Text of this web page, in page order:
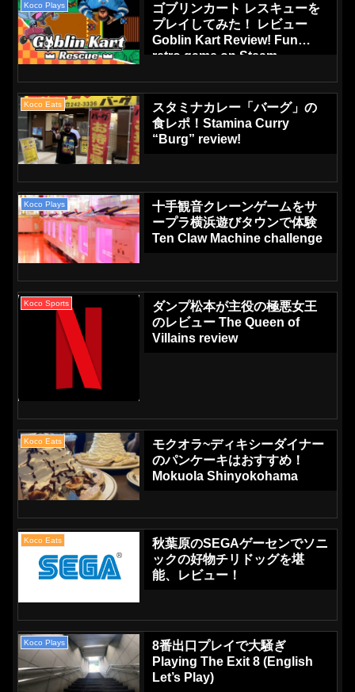
Koco Plays
ゴブリンカート レスキューを
プレイしてみた！ レビュー
Goblin Kart Review! Fun
retro game on Steam
Koco Eats
スタミナカレー「バーグ」の
食レポ！Stamina Curry
“Burg” review!
Koco Plays
十手観音クレーンゲームをサ
ープラ横浜遊びタウンで体験
Ten Claw Machine challenge
Koco Sports
ダンプ松本が主役の極悪女王
のレビュー The Queen of
Villains review
Koco Eats
モクオラ~ディキシーダイナー
のパンケーキはおすすめ！
Mokuola Shinyokohama
Koco Eats
秋葉原のSEGAゲーセンでソニ
ックの好物チリドッグを堪
能、レビュー！
Koco Plays
8番出口プレイで大騒ぎ
Playing The Exit 8 (English
Let’s Play)